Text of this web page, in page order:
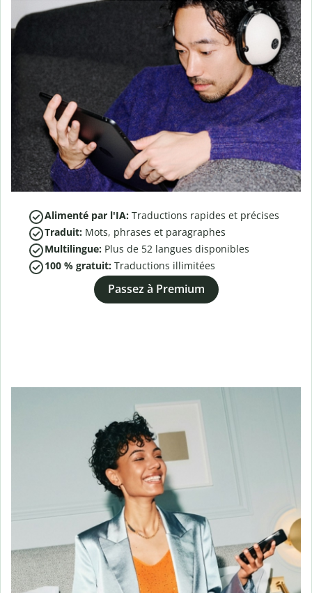
Alimenté par l'IA: Traductions rapides et précises
Traduit: Mots, phrases et paragraphes
Multilingue: Plus de 52 langues disponibles
100 % gratuit: Traductions illimitées
Passez à Premium